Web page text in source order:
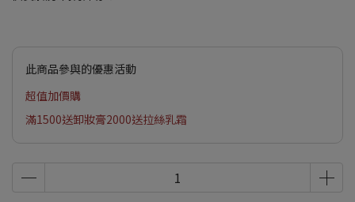
此商品參與的優惠活動
超值加價購
滿1500送卸妝膏2000送拉絲乳霜